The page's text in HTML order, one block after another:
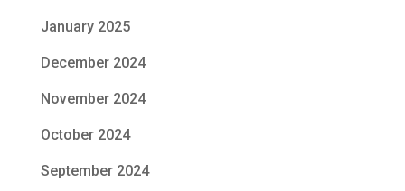
January 2025
December 2024
November 2024
October 2024
September 2024